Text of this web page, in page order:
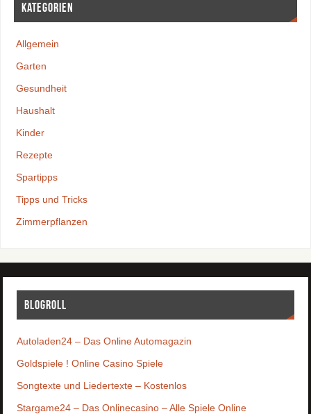
Kategorien
Allgemein
Garten
Gesundheit
Haushalt
Kinder
Rezepte
Spartipps
Tipps und Tricks
Zimmerpflanzen
Blogroll
Autoladen24 – Das Online Automagazin
Goldspiele ! Online Casino Spiele
Songtexte und Liedertexte – Kostenlos
Stargame24 – Das Onlinecasino – Alle Spiele Online